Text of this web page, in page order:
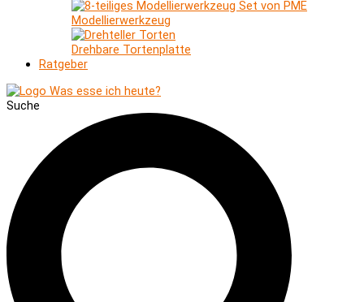
Modellierwerkzeug
Drehbare Tortenplatte
Ratgeber
Suche